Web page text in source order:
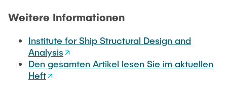
Weitere Informationen
Institute for Ship Structural Design and
Analysis
Den gesamten Artikel lesen Sie im aktuellen
Heft